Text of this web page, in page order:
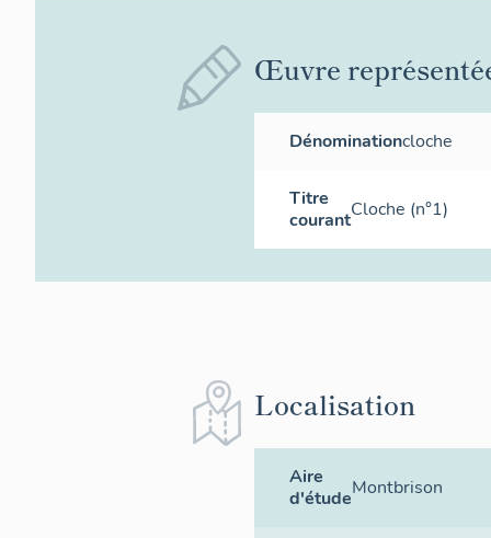
Œuvre
Dénominationcloche
Titre
courantCloche (n°1)
Localisation
Aire
d'étudeMontbrison